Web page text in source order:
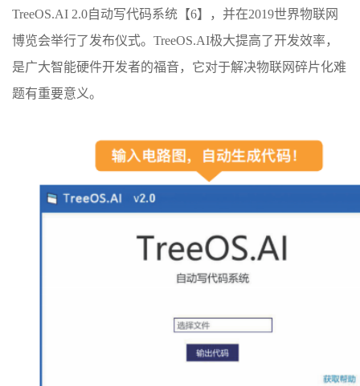
TreeOS.AI 2.0自动写代码系统【6】，并在2019世界物联网
博览会举行了发布仪式。TreeOS.AI极大提高了开发效率，
是广大智能硬件开发者的福音，它对于解决物联网碎片化难
题有重要意义。